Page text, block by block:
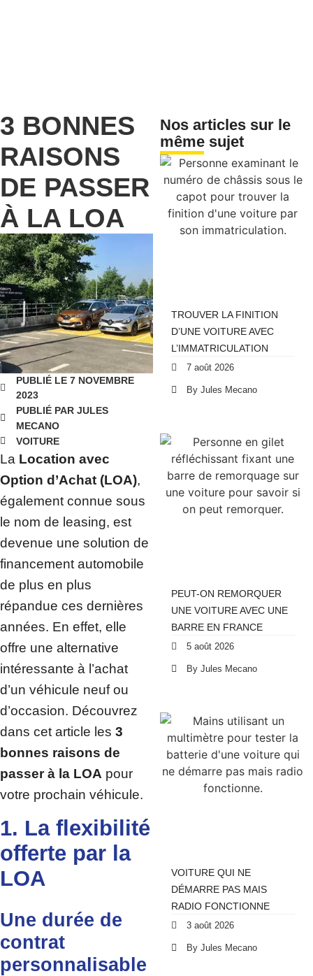
3 BONNES
RAISONS
DE PASSER
À LA LOA
PUBLIÉ LE 7 NOVEMBRE
2023
PUBLIÉ PAR JULES
MECANO
VOITURE
La Location avec
Option d’Achat (LOA),
également connue sous
le nom de leasing, est
devenue une solution de
financement automobile
de plus en plus
répandue ces dernières
années. En effet, elle
offre une alternative
intéressante à l’achat
d’un véhicule neuf ou
d’occasion. Découvrez
dans cet article les 3
bonnes raisons de
passer à la LOA pour
votre prochain véhicule.
1. La flexibilité
offerte par la
LOA
Une durée de
contrat
personnalisable
Nos articles sur le
même sujet
TROUVER LA FINITION
D’UNE VOITURE AVEC
L’IMMATRICULATION
7 août 2026
By Jules Mecano
PEUT-ON REMORQUER
UNE VOITURE AVEC UNE
BARRE EN FRANCE
5 août 2026
By Jules Mecano
VOITURE QUI NE
DÉMARRE PAS MAIS
RADIO FONCTIONNE
3 août 2026
By Jules Mecano